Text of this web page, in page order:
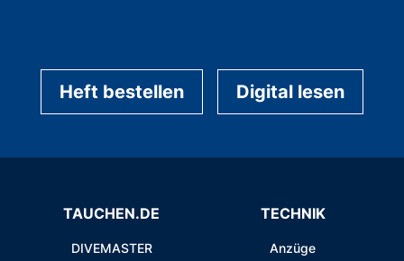
Heft bestellen Digital lesen
TAUCHEN.DE
DIVEMASTER
TECHNIK
Anzüge